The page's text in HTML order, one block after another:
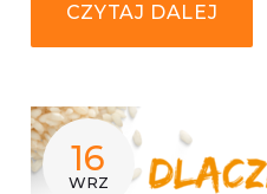
CZYTAJ DALEJ
16
WRZ